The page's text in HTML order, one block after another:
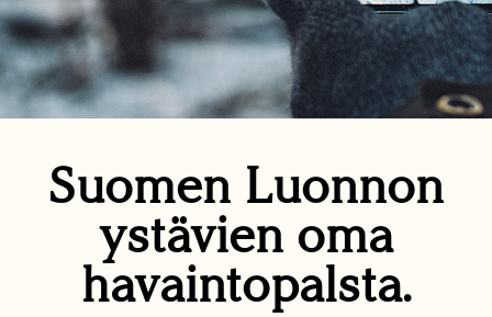
Suomen Luonnon
ystävien oma
havaintopalsta.